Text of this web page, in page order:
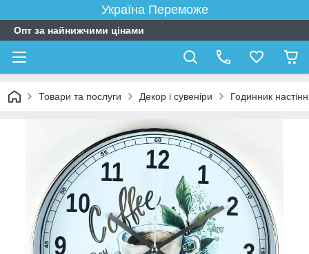
Україна Переможе
Опт за найнижчими цінами
Товари та послуги Декор і сувеніри Годинник